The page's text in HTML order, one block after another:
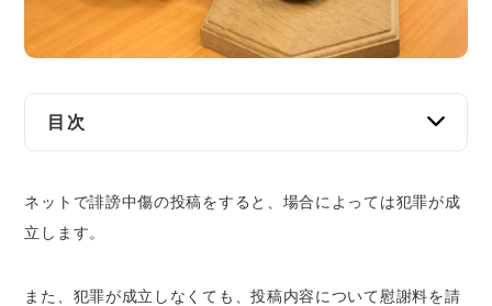
債権回収
IT・ネット
資金調達
目次
ネットを通じて抗議・クレームを受ける可能
性がある
性がある
ネットで誹謗中傷の投稿をすると、場合によっては犯罪が成
立します。
また、犯罪が成立しなくても、投稿内容について慰謝料を請